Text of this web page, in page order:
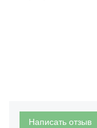
Написать отзыв